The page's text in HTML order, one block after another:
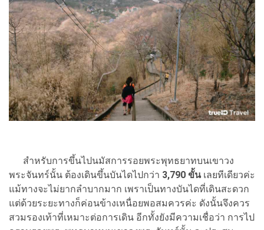
สำหรับการขึ้นไปนมัสการรอยพระพุทธยาทบนเขาวง
พระจันทร์นั้น ต้องเดินขึ้นบันไดไปกว่า 3,790 ขั้น เลยทีเดียวค่ะ
แม้ทางจะไม่ยากลำบากมาก เพราเป็นทางบันไดที่เดินสะดวก
แต่ด้วยระยะทางก็ค่อนข้างเหนื่อยพอสมควรค่ะ ดังนั้นจึงควร
สวมรองเท้าที่เหมาะต่อการเดิน อีกทั้งยังมีความเชื่อว่า การไป